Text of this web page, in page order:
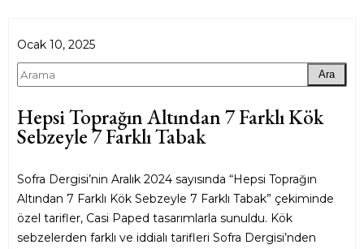
Ara
Hepsi Toprağın Altından 7 Farklı Kök
Sebzeyle 7 Farklı Tabak
Sofra Dergisi’nin Aralık 2024 sayısında “Hepsi Toprağın
Altından 7 Farklı Kök Sebzeyle 7 Farklı Tabak” çekiminde
özel tarifler, Casi Paped tasarımlarla sunuldu. Kök
sebzelerden farklı ve iddialı tarifleri Sofra Dergisi’nden
Ocak 10, 2025